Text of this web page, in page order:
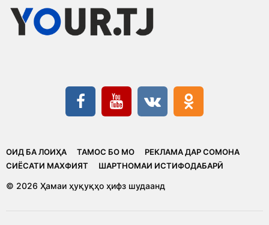
ОИД БА ЛОИҲА ТАМОС БО МО
РЕКЛАМА ДАР СОМОНА
CИЁСАТИ МАХФИЯТ
ШАРТНОМАИ ИСТИФОДАБАРӢ
© 2026 Ҳамаи ҳуқуқҳо ҳифз шудаанд